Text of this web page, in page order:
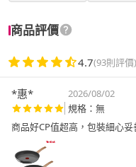
商品評價
4.7(93則評價)
*惠* 2026/08/02
規格：無
商品好CP值超高，包裝細心